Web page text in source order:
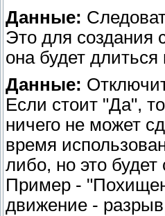
Данные:
Это для создания
она будет
Данные:
Если стоит "Да",
ничего не может
время
либо, но это
Пример -
движение -